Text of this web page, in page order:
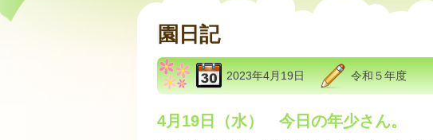
園日記
2023年4月19日 令和５年度
4月19日（水） 今日の年少さん。